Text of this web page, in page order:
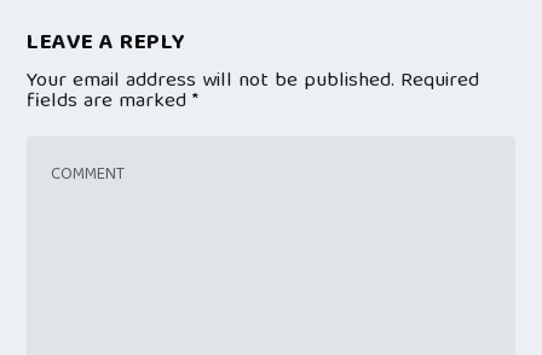
LEAVE A REPLY
Your email address will not be published. Required
fields are marked*